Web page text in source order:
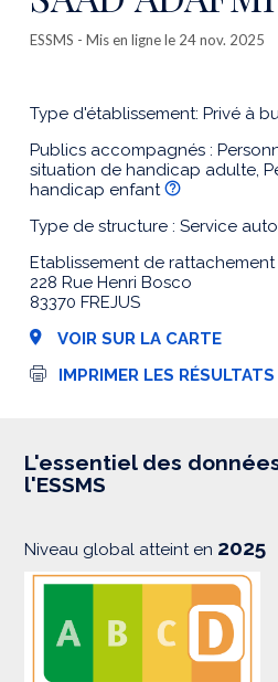
ESSMS - Mis en ligne le 24 nov. 2025
Type d'établissement: Privé à
Publics accompagnés :
situation de handicap adulte,
handicap enfant
Type de structure : Service
Etablissement de rattachement
228 Rue Henri Bosco
83370 FREJUS
VOIR SUR LA CARTE
I
s
i
IMPRIMER LES
L'essentiel des
l'ESSMS
Niveau global atteint en 2025